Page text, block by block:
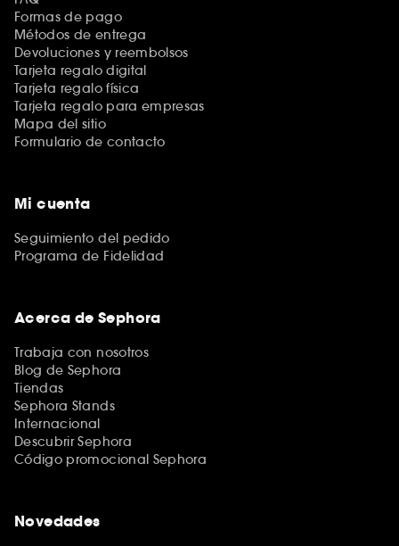
Formas de pago
Métodos de entrega
Devoluciones y reembolsos
Tarjeta regalo digital
Tarjeta regalo física
Tarjeta regalo para empresas
Mapa del sitio
Formulario de contacto
Mi cuenta
Seguimiento del pedido
Programa de Fidelidad
Acerca de Sephora
Trabaja con nosotros
Blog de Sephora
Tiendas
Sephora Stands
Internacional
Descubrir Sephora
Código promocional Sephora
Novedades